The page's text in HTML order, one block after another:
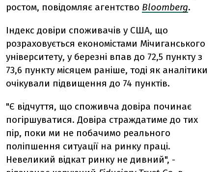
ростом, повідомляє агентство Bloomberg.
Індекс довіри споживачів у США, що
розраховується економістами Мічиганського
університету, у березні впав до 72,5 пункту з
73,6 пункту місяцем раніше, тоді як аналітики
очікували підвищення до 74 пунктів.
"Є відчуття, що споживча довіра починає
погіршуватися. Довіра страждатиме до тих
пір, поки ми не побачимо реального
поліпшення ситуації на ринку праці.
Невеликий відкат ринку не дивний", -